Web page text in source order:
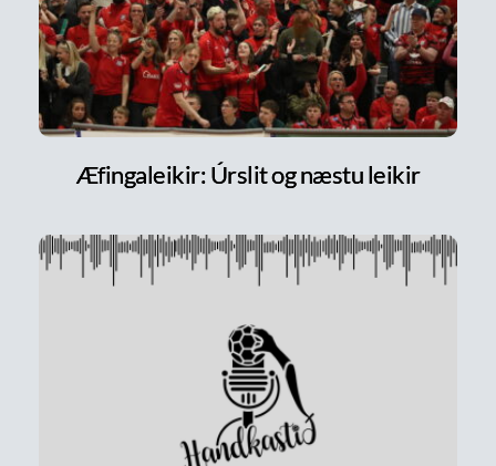
Æfingaleikir: Úrslit og næstu leikir